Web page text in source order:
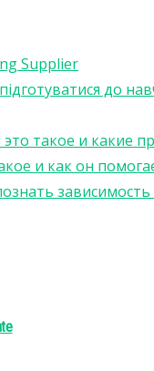
Supplier
до
такое и какие
и как он